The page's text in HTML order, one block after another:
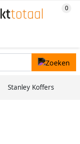
Stanley Koffers